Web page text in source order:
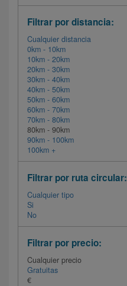
Filtrar por distancia:
Cualquier distancia
0km - 10km
10km - 20km
20km - 30km
30km - 40km
40km - 50km
50km - 60km
60km - 70km
70km - 80km
80km - 90km
90km - 100km
100km +
Filtrar por ruta circular:
Cualquier tipo
Si
No
Filtrar por precio:
Cualquier precio
Gratuitas
€